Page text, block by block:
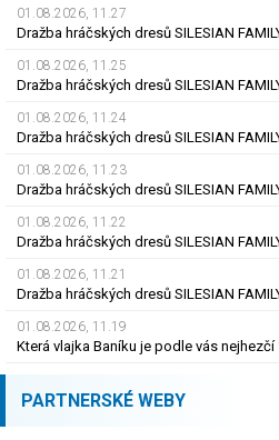
01.08.2026, 11.27
Dražba hráčských dresů SILESIAN
01.08.2026, 11.25
Dražba hráčských dresů SILESIAN
01.08.2026, 11.24
Dražba hráčských dresů SILESIAN
01.08.2026, 11.23
01.08.2026, 11.22
Dražba hráčských dresů SILESIAN
01.08.2026, 11.21
Dražba hráčských dresů SILESIAN
01.08.2026, 11.19
Která vlajka Baníku je podle vás nejhezčí
PARTNERSKÉ WEBY